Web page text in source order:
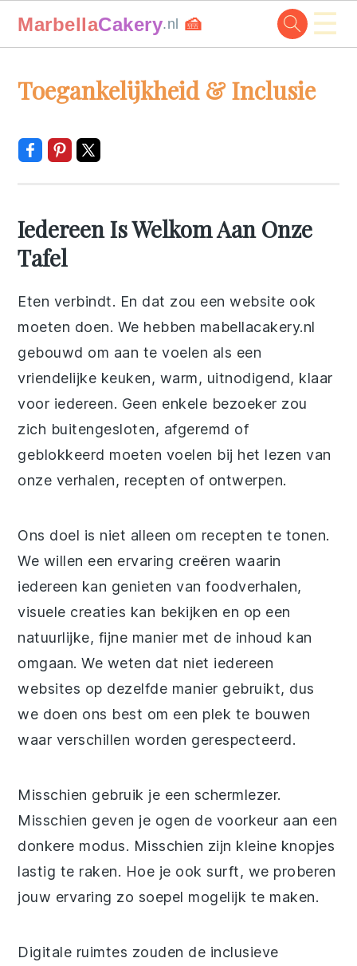
navigation
content
sidebar
MarbellaCakery.nl 🍰 ☰
Toegankelijkheid & Inclusie
Iedereen Is Welkom Aan Onze
Tafel
Eten verbindt. En dat zou een website ook
moeten doen. We hebben mabellacakery.nl
gebouwd om aan te voelen als een
vriendelijke keuken, warm, uitnodigend, klaar
voor iedereen. Geen enkele bezoeker zou
zich buitengesloten, afgeremd of
geblokkeerd moeten voelen bij het lezen van
onze verhalen, recepten of ontwerpen.
Ons doel is niet alleen om recepten te tonen.
We willen een ervaring creëren waarin
iedereen kan genieten van foodverhalen,
visuele creaties kan bekijken en op een
natuurlijke, fijne manier met de inhoud kan
omgaan. We weten dat niet iedereen
websites op dezelfde manier gebruikt, dus
we doen ons best om een plek te bouwen
waar verschillen worden gerespecteerd.
Misschien gebruik je een schermlezer.
Misschien geven je ogen de voorkeur aan een
donkere modus. Misschien zijn kleine knopjes
lastig te raken. Hoe je ook surft, we proberen
jouw ervaring zo soepel mogelijk te maken.
Digitale ruimtes zouden de inclusieve